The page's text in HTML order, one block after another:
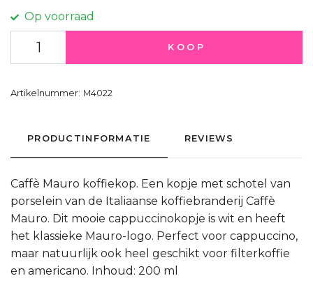
Op voorraad
KOOP
Artikelnummer: M4022
PRODUCTINFORMATIE REVIEWS
Caffè Mauro koffiekop. Een kopje met schotel van
porselein van de Italiaanse koffiebranderij Caffè
Mauro. Dit mooie cappuccinokopje is wit en heeft
het klassieke Mauro-logo. Perfect voor cappuccino,
maar natuurlijk ook heel geschikt voor filterkoffie
en americano. Inhoud: 200 ml